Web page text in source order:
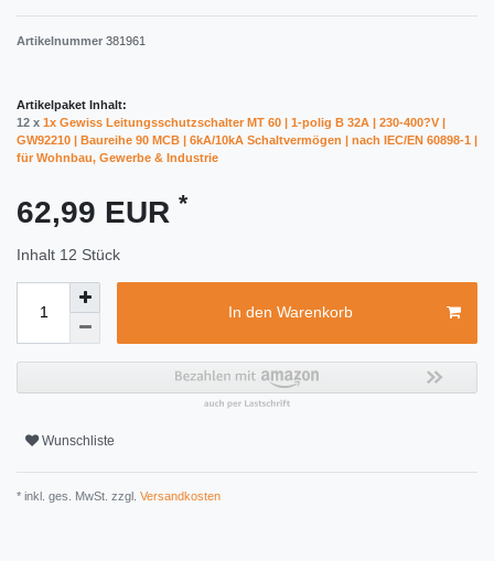
Artikelnummer 381961
Artikelpaket Inhalt:
12 x 1x Gewiss Leitungsschutzschalter MT 60 | 1-polig B 32A | 230-400?V |
GW92210 | Baureihe 90 MCB | 6kA/10kA Schaltvermögen | nach IEC/EN 60898-1 |
für Wohnbau, Gewerbe & Industrie
62,99 EUR *
Inhalt 12 Stück
In den Warenkorb
Wunschliste
* inkl. ges. MwSt. zzgl. Versandkosten